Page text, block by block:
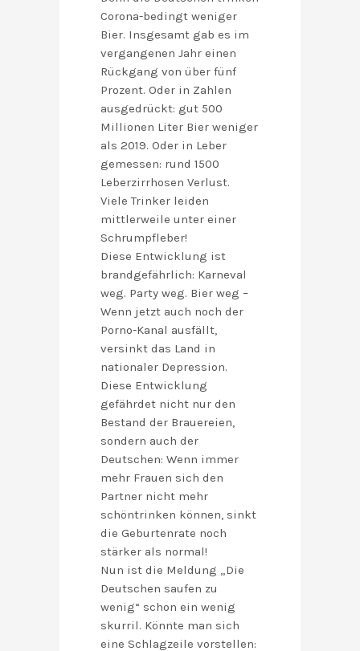
Corona-bedingt weniger
Bier. Insgesamt gab es im
vergangenen Jahr einen
Rückgang von über fünf
Prozent. Oder in Zahlen
ausgedrückt: gut 500
Millionen Liter Bier weniger
als 2019. Oder in Leber
gemessen: rund 1500
Leberzirrhosen Verlust.
Viele Trinker leiden
mittlerweile unter einer
Schrumpfleber!
Diese Entwicklung ist
brandgefährlich: Karneval
weg. Party weg. Bier weg –
Wenn jetzt auch noch der
Porno-Kanal ausfällt,
versinkt das Land in
nationaler Depression.
Diese Entwicklung
gefährdet nicht nur den
Bestand der Brauereien,
sondern auch der
Deutschen: Wenn immer
mehr Frauen sich den
Partner nicht mehr
schöntrinken können, sinkt
die Geburtenrate noch
stärker als normal!
Nun ist die Meldung „Die
Deutschen saufen zu
wenig“ schon ein wenig
skurril. Könnte man sich
eine Schlagzeile vorstellen: